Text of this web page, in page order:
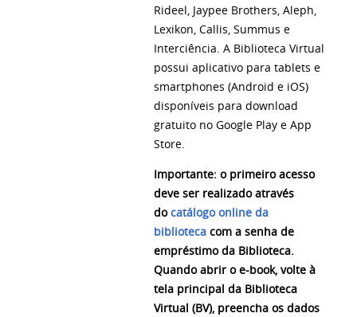
Rideel, Jaypee Brothers, Aleph,
Lexikon, Callis, Summus e
Interciência. A Biblioteca Virtual
possui aplicativo para tablets e
smartphones (Android e iOS)
disponíveis para download
gratuito no Google Play e App
Store.
Importante: o primeiro acesso
deve ser realizado através
docatálogo online da
biblioteca com a senha de
empréstimo da Biblioteca.
Quando abrir o e-book, volteà
tela principal da Biblioteca
Virtual (BV), preencha os dados